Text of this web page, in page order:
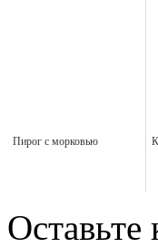
Пирог с морковью